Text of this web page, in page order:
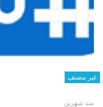
غير مصنف
منذ شهرين